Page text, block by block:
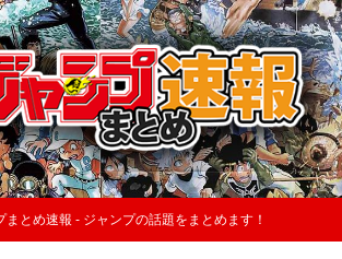
まとめ速報 - ジャンプの話題をまとめます！